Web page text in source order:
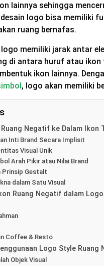
lainnya sehingga
logo bisa memiliki
ruang bernafas.
memiliki jarak antar
di antara huruf atau
ikon lainnya.
, logo akan memiliki
Negatif ke Dalam Ikon
Inti Brand Secara Implisit
Visual Unik
Arah Pikir atau Nilai Brand
Prinsip Gestalt
dalam Satu Visual
Ruang Negatif dalam Logo
Coffee & Resto
Logo Style Ruang
Objek Visual